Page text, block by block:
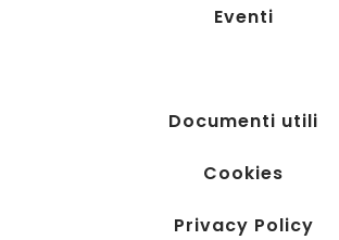
Eventi
Documenti utili
Cookies
Privacy Policy